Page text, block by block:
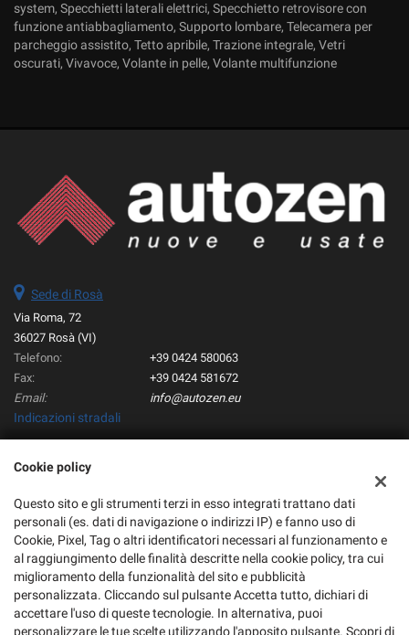
system, Specchietti laterali elettrici, Specchietto retrovisore con
funzione antiabbagliamento, Supporto lombare, Telecamera per
parcheggio assistito, Tetto apribile, Trazione integrale, Vetri
oscurati, Vivavoce, Volante in pelle, Volante multifunzione
Sede di Rosà
Via Roma, 72
36027 Rosà (VI)
Telefono:
+39 0424 580063
Fax:
+39 0424 581672
Email:
info@autozen.eu
Indicazioni stradali
Autozen Srl
Via Roma, 72, Rosà (VI)
C.F/P.IVA:02884770245
Registro delle imprese:VI
Cookie policy
Questo sito e gli strumenti terzi in esso integrati trattano dati
personali (es. dati di navigazione o indirizzi IP) e fanno uso di
Cookie, Pixel, Tag o altri identificatori necessari al funzionamento e
al raggiungimento delle finalità descritte nella cookie policy, tra cui
miglioramento della funzionalità del sito e pubblicità
personalizzata. Cliccando sul pulsante Accetta tutto, dichiari di
accettare l'uso di queste tecnologie. In alternativa, puoi
personalizzare le tue scelte utilizzando l'apposito pulsante. Scopri di